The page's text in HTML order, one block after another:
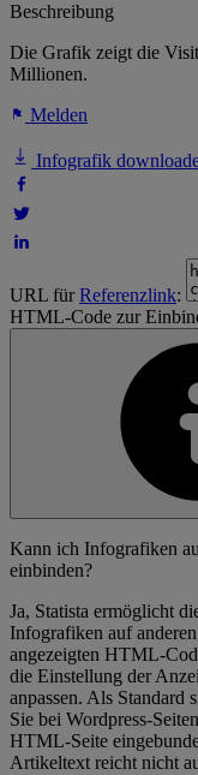
Beschreibung
Die Grafik zeigt die
Millionen.
Melden
Infografik
URL fürReferenzlink:
HTML-Code zur
Kann ich Infografiken
einbinden?
Ja, Statista ermöglicht
Infografiken auf
angezeigten HTML-
die Einstellung der
anpassen. Als Standard
Sie bei Wordpress-
HTML-Seite
Artikeltext reicht nicht